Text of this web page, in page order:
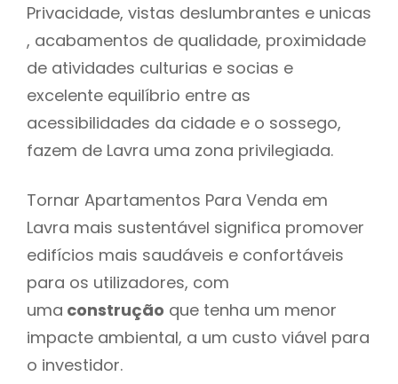
Privacidade, vistas deslumbrantes e unicas
, acabamentos de qualidade, proximidade
de atividades culturias e socias e
excelente equilíbrio entre as
acessibilidades da cidade e o sossego,
fazem de Lavra uma zona privilegiada.
Tornar Apartamentos Para Venda em
Lavra mais sustentável significa promover
edifícios mais saudáveis e confortáveis
para os utilizadores, com
uma construção que tenha um menor
impacte ambiental, a um custo viável para
o investidor.